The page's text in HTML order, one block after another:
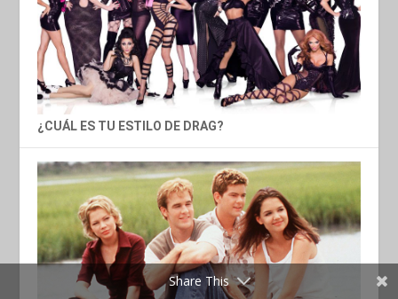
¿CUÁL ES TU ESTILO DE DRAG?
Share This